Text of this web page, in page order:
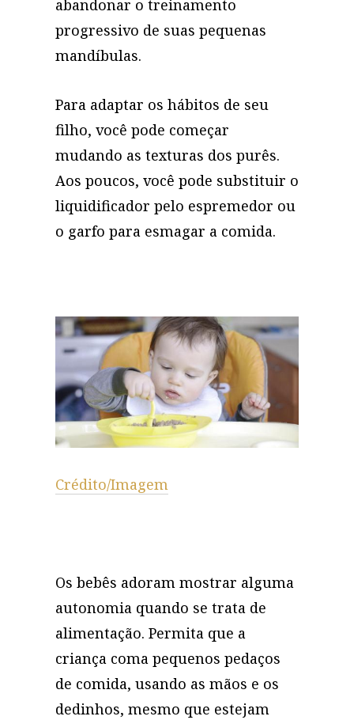
abandonar o treinamento
progressivo de suas pequenas
mandíbulas.
Para adaptar os hábitos de seu
filho, você pode começar
mudando as texturas dos purês.
Aos poucos, você pode substituir o
liquidificador pelo espremedor ou
o garfo para esmagar a comida.
Crédito/Imagem
Os bebês adoram mostrar alguma
autonomia quando se trata de
alimentação. Permita que a
criança coma pequenos pedaços
de comida, usando as mãos e os
dedinhos, mesmo que estejam